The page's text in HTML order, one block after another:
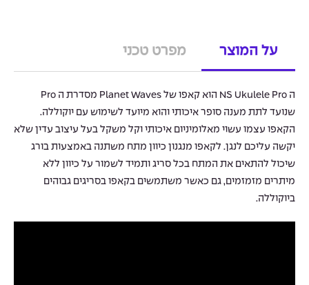
על המוצר מפרט טכני
ה NS Ukulele Pro הוא קאפו של Planet Waves מסדרת ה Pro
שנועד לתת מענה סופר איכותי והוא מיועד לשימוש עם יוקוללה.
הקאפו עצמו עשוי מאלומיניום איכותי וקל משקל בעל עיצוב עדין שלא
יקשה עליכם לנגן. לקאפו מנגנון כיוון מתח משתנה באמצעות בורג
שיכול להתאים את המתח בכל סריג ותמיד לשמור על כיוון ללא
מיתרים מזמזמים, גם כאשר משתמשים בקאפו בסריגים גבוהים
ביוקוללה.